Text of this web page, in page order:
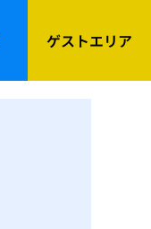
ゲストエリア